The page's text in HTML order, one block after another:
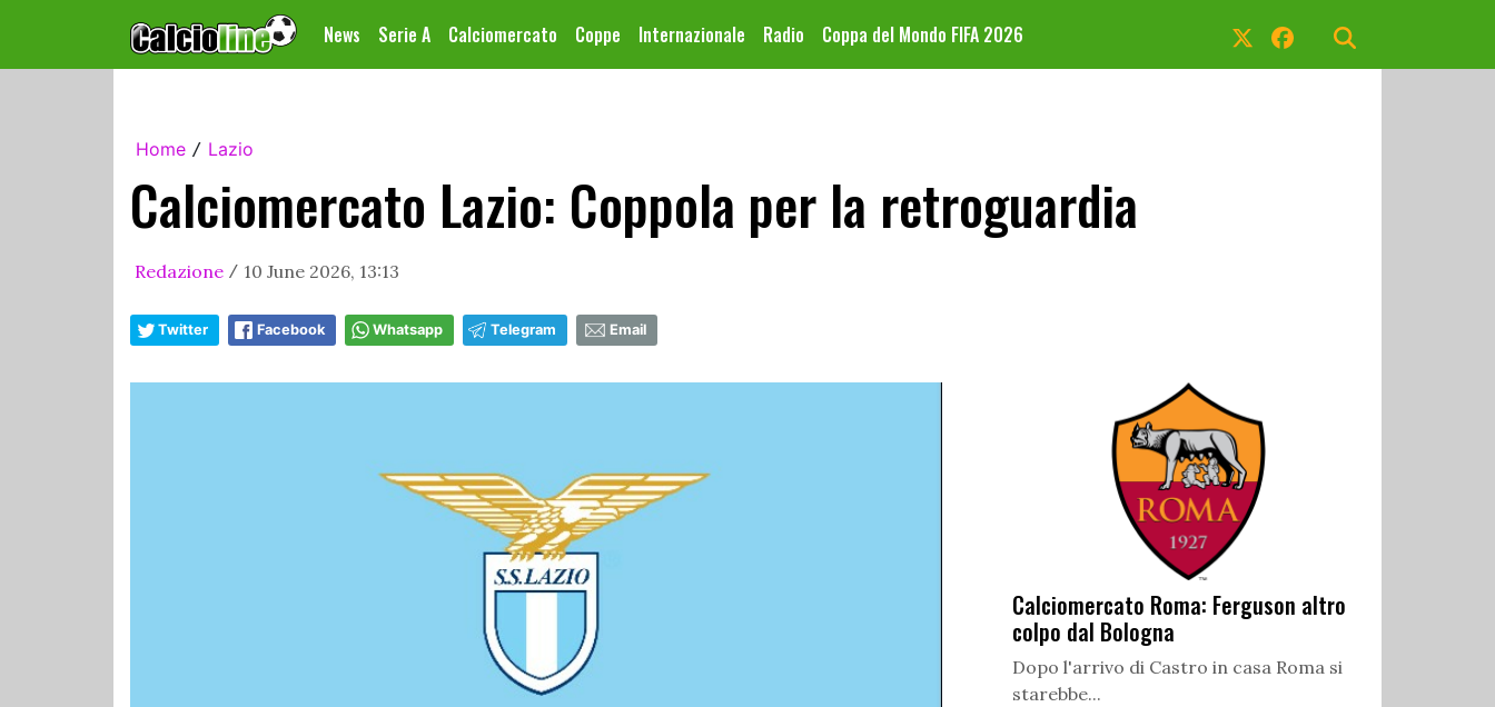
News Serie A Calciomercato Coppe Internazionale Radio Coppa del Mondo FIFA 2026
Home / Lazio
Calciomercato Lazio: Coppola per la retroguardia
Redazione / 10 June 2026, 13:13
Twitter Facebook Whatsapp Telegram Email
Calciomercato Roma: Ferguson altro
colpo dal Bologna
Dopo l'arrivo di Castro in casa Roma si
starebbe...